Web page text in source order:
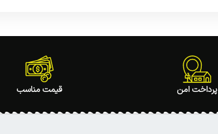
پرداخت امن قیمت مناسب